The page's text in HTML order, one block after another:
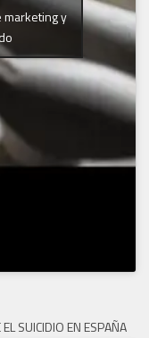
marketing y
SUICIDIO EN ESPAÑA